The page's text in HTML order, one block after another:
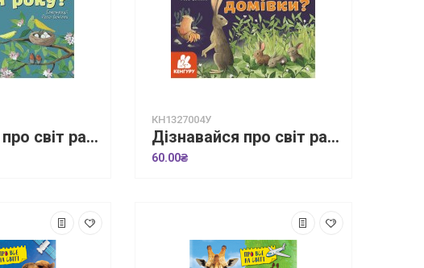
Дізнавайся про світ разом із нами! Як змінюється погода у різні пори року?
КН1327004У
Дізнавайся про світ разом із нами! Як тварини облаштовують свої домівки?
60.00₴